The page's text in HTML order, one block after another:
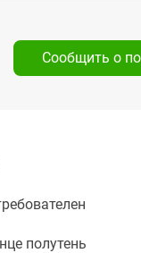
Сообщить о
полутень